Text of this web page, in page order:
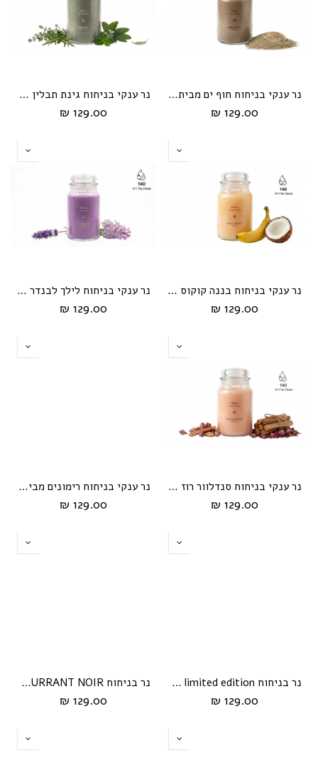
נר ענקי בניחוח חוף ים מבית HIKARI
129.00 ₪
נר ענקי בניחוח גינת תבלין מבית HIKARI
129.00 ₪
נר ענקי בניחוח בננה קוקוס מבית HIKARI
129.00 ₪
נר ענקי בניחוח לילך לבנדר מבית HIKARI
129.00 ₪
נר ענקי בניחוח סנדלוור רוז מבית HIKARI
129.00 ₪
נר ענקי בניחוח רימונים מבית HIKARI
129.00 ₪
נר בניחוח limited edition מבית Whick
129.00 ₪
נר בניחוח CURRANT NOIR מבית Whick
129.00 ₪